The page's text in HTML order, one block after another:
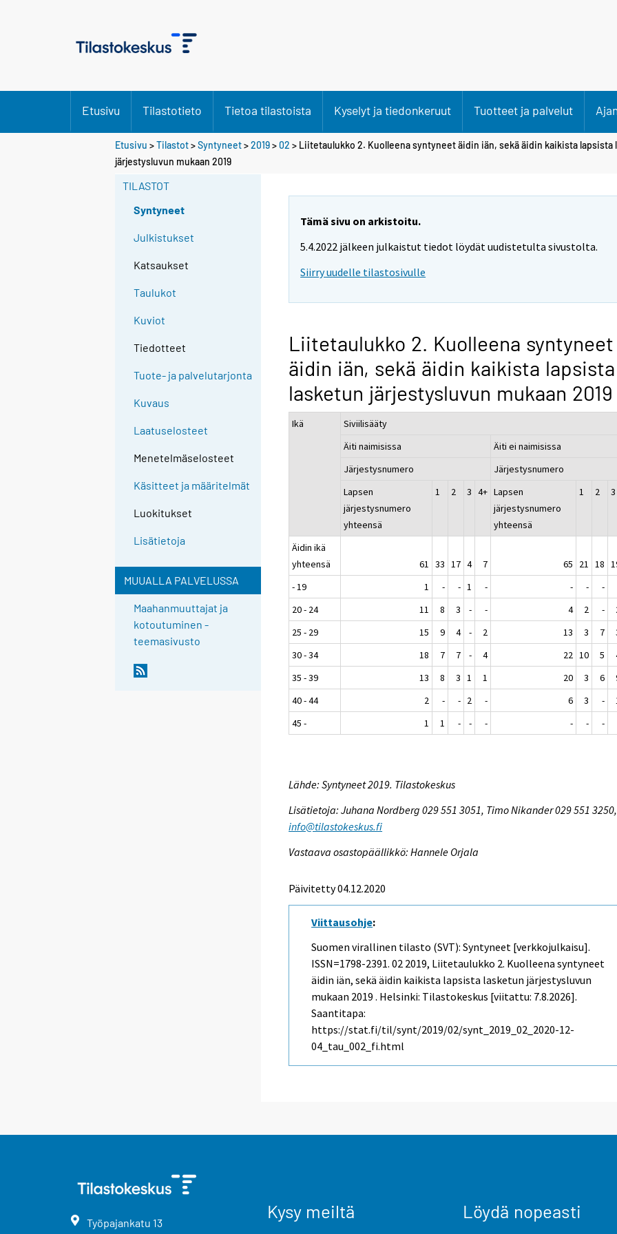
Etusivu Tilastotieto Tietoa tilastoista Kyselyt ja tiedonkeruut Tuotteet ja palvelut
Etusivu >Tilastot>Syntyneet>2019>02 > Liitetaulukko 2. Kuolleena syntyneet äidin iän, sekä äidin kaikista lapsista
järjestysluvun mukaan 2019
TILASTOT
Syntyneet
Julkistukset
Katsaukset
Taulukot
Kuviot
Tiedotteet
Tuote- ja palvelutarjonta
Kuvaus
Laatuselosteet
Menetelmäselosteet
Käsitteet ja määritelmät
Luokitukset
Lisätietoja
MUUALLA PALVELUSSA
Maahanmuuttajat ja
kotoutuminen -
teemasivusto
Tämä sivu on arkistoitu.
5.4.2022 jälkeen julkaistut tiedot löydät uudistetulta sivustolta.
Siirry uudelle tilastosivulle
Liitetaulukko 2. Kuolleena syntyneet
äidin iän, sekä äidin kaikista lapsista
lasketun järjestysluvun mukaan 2019
Ikä
Siviilisääty
Äiti naimisissa
Äiti ei naimisissa
Järjestysnumero
Järjestysnumero
Lapsen
järjestysnumero
yhteensä
1 2 3 4+ Lapsen
järjestysnumero
yhteensä
1 2 3
Äidin ikä
yhteensä
61 33 17 4 7 65 21 18
- 19
1 - - 1 - - - -
20 - 24
11 8 3 - - 4 2 -
25 - 29
15 9 4 - 2 13 3 7
30 - 34
18 7 7 - 4 22 10 5
35 - 39
13 8 3 1 1 20 3 6
40 - 44
2 - - 2 - 6 3 -
45 -
1 1 - - - - - -
Lähde: Syntyneet 2019. Tilastokeskus
Lisätietoja: Juhana Nordberg 029 551 3051, Timo Nikander 029 551 3250,
info@tilastokeskus.fi
Vastaava osastopäällikkö: Hannele Orjala
Päivitetty 04.12.2020
Viittausohje:
Suomen virallinen tilasto (SVT): Syntyneet [verkkojulkaisu].
ISSN=1798-2391.02 2019, Liitetaulukko 2. Kuolleena syntyneet
äidin iän, sekä äidin kaikista lapsista lasketun järjestysluvun
mukaan 2019 . Helsinki: Tilastokeskus [viitattu: 7.8.2026].
Saantitapa:
https://stat.fi/til/synt/2019/02/synt_2019_02_2020-12-
04_tau_002_fi.html
Työpajankatu 13
Kysy meiltä Löydä nopeasti